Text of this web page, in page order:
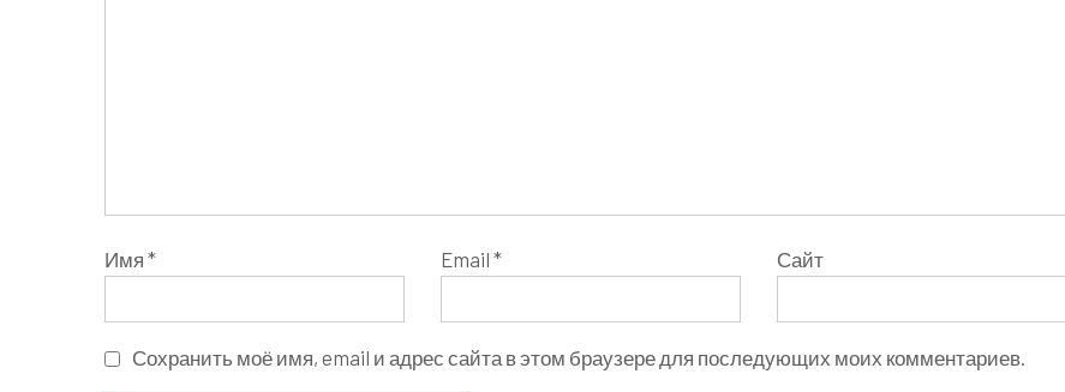
Имя * Email * Сайт
Сохранить моё имя, email и адрес сайта в этом браузере для последующих моих комментариев.